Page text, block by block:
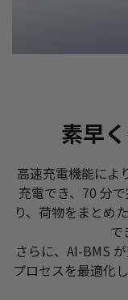
素早
高速充電機能によ
充電でき、70 分
り、荷物をまとめ
で
さらに、AI-BMS
プロセスを最適化